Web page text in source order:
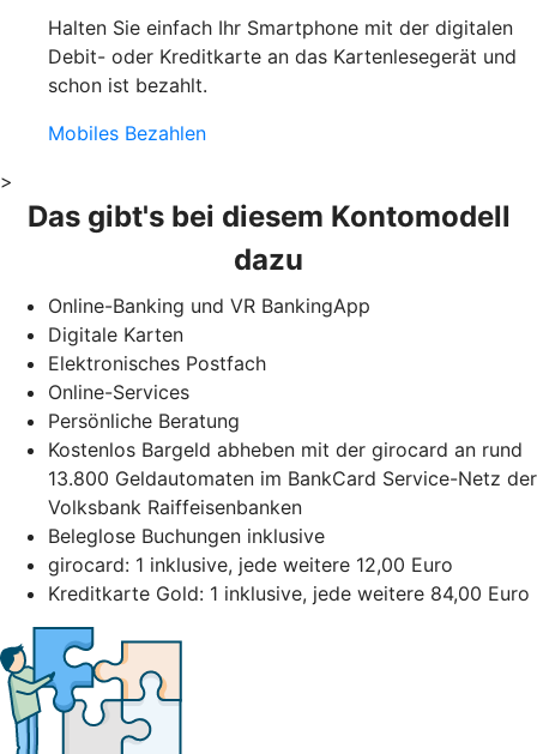
Halten Sie einfach Ihr Smartphone mit der digitalen
Debit- oder Kreditkarte an das Kartenlesegerät und
schon ist bezahlt.
Mobiles Bezahlen
>
Das gibt's bei diesem Kontomodell
dazu
Online-Banking und VR BankingApp
Digitale Karten
Elektronisches Postfach
Online-Services
Persönliche Beratung
Kostenlos Bargeld abheben mit der girocard an rund
13.800 Geldautomaten im BankCard Service-Netz der
Volksbank Raiffeisenbanken
Beleglose Buchungen inklusive
girocard: 1 inklusive, jede weitere 12,00 Euro
Kreditkarte Gold: 1 inklusive, jede weitere 84,00 Euro